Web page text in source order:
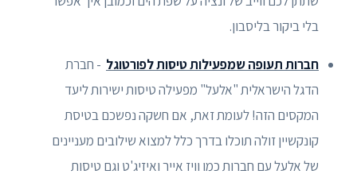
בלי ביקור בליסבון.
חברות תעופה שמפעילות טיסות לפורטוגל - חברת
הדגל הישראלית "אלעל" מפעילה טיסות ישירות ליעד
המקסים הזה! לעומת זאת, אם חשקה נפשכם בטיסת
קונקשיין זולה תוכלו בדרך כלל למצוא שילובים מעניינים
של אלעל עם חברות כמו וויז אייר ואיזיג'ט וגם טיסות